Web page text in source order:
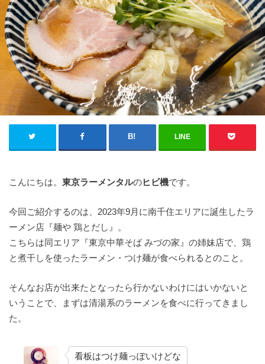
LINE
こんにちは。 東京ラーメンタルのヒビ機です。
今回ご紹介するのは、2023年9月に南千住エリアに誕生したラ
ーメン店『麺や 鶏とだし』。
こちらは同エリア『東京中華そば みづの家』の姉妹店で、鶏
と煮干しを使ったラーメン・つけ麺が食べられるとのこと。
そんなお店が出来たとなったら行かないわけにはいかないと
いうことで、まずは清湯系のラーメンを食べに行ってきまし
た。
看板はつけ麺っぽいけどな